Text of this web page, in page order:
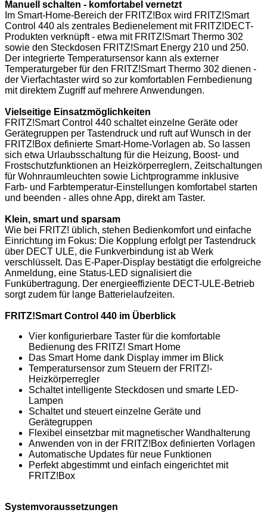
Manuell schalten - komfortabel vernetzt
Im Smart-Home-Bereich der FRITZ!Box wird FRITZ!Smart
Control 440 als zentrales Bedienelement mit FRITZ!DECT-
Produkten verknüpft - etwa mit FRITZ!Smart Thermo 302
sowie den Steckdosen FRITZ!Smart Energy 210 und 250.
Der integrierte Temperatursensor kann als externer
Temperaturgeber für den FRITZ!Smart Thermo 302 dienen -
der Vierfachtaster wird so zur komfortablen Fernbedienung
mit direktem Zugriff auf mehrere Anwendungen.
Vielseitige Einsatzmöglichkeiten
FRITZ!Smart Control 440 schaltet einzelne Geräte oder
Gerätegruppen per Tastendruck und ruft auf Wunsch in der
FRITZ!Box definierte Smart-Home-Vorlagen ab. So lassen
sich etwa Urlaubsschaltung für die Heizung, Boost- und
Frostschutzfunktionen an Heizkörperreglern, Zeitschaltungen
für Wohnraumleuchten sowie Lichtprogramme inklusive
Farb- und Farbtemperatur-Einstellungen komfortabel starten
und beenden - alles ohne App, direkt am Taster.
Klein, smart und sparsam
Wie bei FRITZ! üblich, stehen Bedienkomfort und einfache
Einrichtung im Fokus: Die Kopplung erfolgt per Tastendruck
über DECT ULE, die Funkverbindung ist ab Werk
verschlüsselt. Das E-Paper-Display bestätigt die erfolgreiche
Anmeldung, eine Status-LED signalisiert die
Funkübertragung. Der energieeffiziente DECT-ULE-Betrieb
sorgt zudem für lange Batterielaufzeiten.
FRITZ!Smart Control 440 im Überblick
Vier konfigurierbare Taster für die komfortable
Bedienung des FRITZ! Smart Home
Das Smart Home dank Display immer im Blick
Temperatursensor zum Steuern der FRITZ!-
Heizkörperregler
Schaltet intelligente Steckdosen und smarte LED-
Lampen
Schaltet und steuert einzelne Geräte und
Gerätegruppen
Flexibel einsetzbar mit magnetischer Wandhalterung
Anwenden von in der FRITZ!Box definierten Vorlagen
Automatische Updates für neue Funktionen
Perfekt abgestimmt und einfach eingerichtet mit
FRITZ!Box
Systemvoraussetzungen